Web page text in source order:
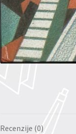
Recenzije (0)